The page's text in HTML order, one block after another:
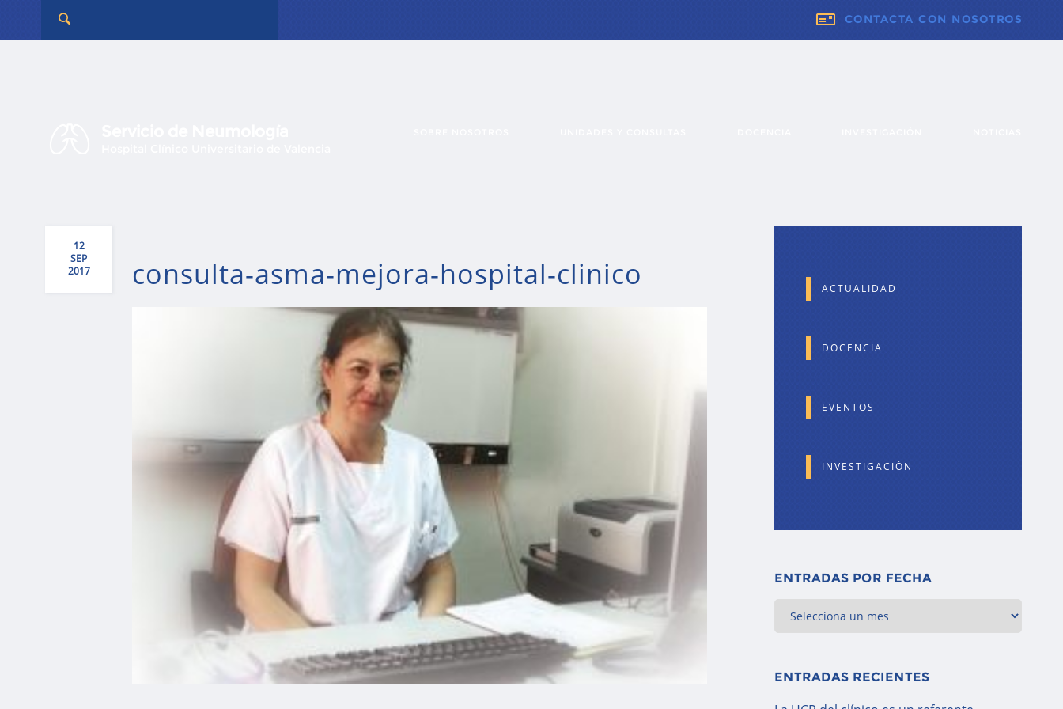
CONTACTA CON NOSOTROS
12
SEP
2017
consulta-asma-mejora-hospital-clinico ACTUALIDAD
DOCENCIA
EVENTOS
INVESTIGACIÓN
ENTRADAS POR FECHA
ENTRADAS RECIENTES